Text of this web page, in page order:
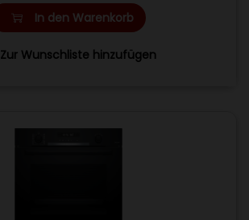
In den Warenkorb
Zur Wunschliste hinzufügen